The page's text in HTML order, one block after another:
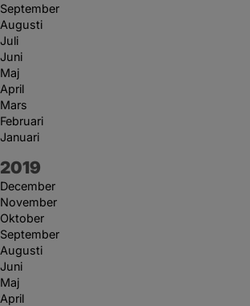
September
Augusti
Juli
Juni
Maj
April
Mars
Februari
Januari
År:
2019
December
November
Oktober
September
Augusti
Juni
Maj
April